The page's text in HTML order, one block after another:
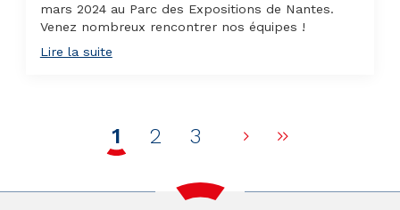
mars 2024 au Parc des Expositions de Nantes.
Venez nombreux rencontrer nos équipes !
Lire la suite
1 2 3
Page suivante